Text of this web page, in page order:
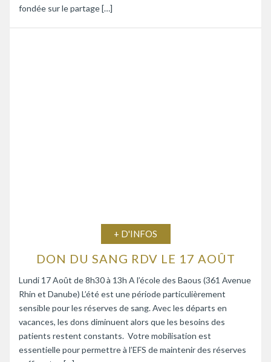
fondée sur le partage […]
+ D'INFOS
DON DU SANG RDV LE 17 AOÛT
Lundi 17 Août de 8h30 à 13h A l’école des Baous (361 Avenue
Rhin et Danube) L’été est une période particulièrement
sensible pour les réserves de sang. Avec les départs en
vacances, les dons diminuent alors que les besoins des
patients restent constants. Votre mobilisation est
essentielle pour permettre à l’EFS de maintenir des réserves